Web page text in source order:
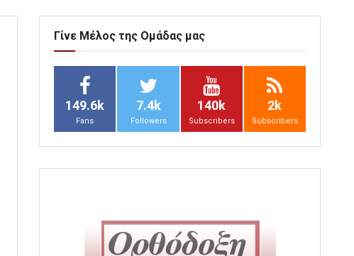
Γίνε Μέλος της Ομάδας μας
149.6k
Fans
7.4k
Followers
140k
Subscribers
2k
Subscribers